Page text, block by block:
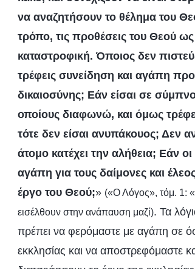
να αναζητήσουν το θέλημα του
τρόπο, τις προθέσεις του Θεού ως
καταστροφική. Όποιος δεν
τρέφεις συνείδηση και αγάπη
δικαιοσύνης; Εάν είσαι σε
οποίους διαφωνώ, και όμως
τότε δεν είσαι ανυπάκουος; Δεν
άτομο κατέχει την αλήθεια; Εάν
αγάπη για τους δαίμονες και
έργο του Θεού;» («Ο Λόγος», τόμ. 1:
εισέλθουν στην ανάπαυση μαζί). Τα
πρέπει να φερόμαστε με αγάπη σε
εκκλησίας και να αποστρεφόμαστε